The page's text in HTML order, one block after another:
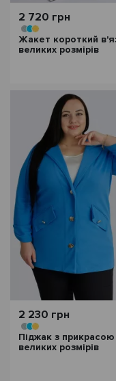
2 720 грн
Жакет короткий
великих розмірів
2 230 грн
Піджак з прикрасою
великих розмірів